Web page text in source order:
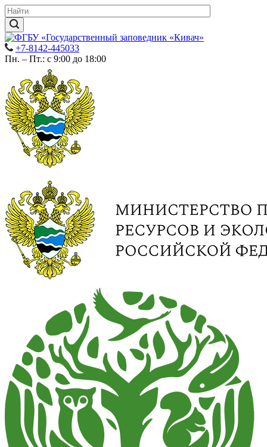
+7-8142-445033
Пн. – Пт.: с 9:00 до 18:00